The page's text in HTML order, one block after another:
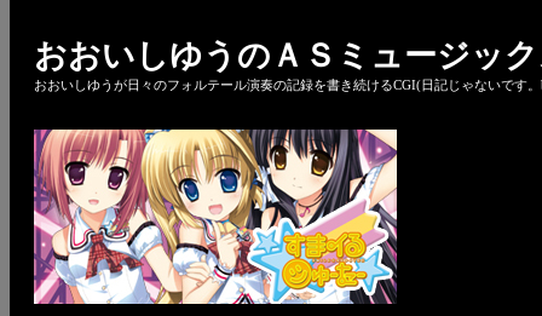
おおいしゆうのＡＳミュージッ
おおいしゆうが日々のフォルテール演奏の記録を書き続けるCGI(日記じゃないです